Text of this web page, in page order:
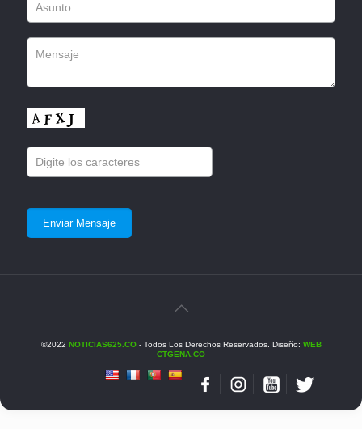
©2022 NOTICIAS625.CO- Todos Los Derechos Reservados. Diseño: WEB
CTGENA.CO